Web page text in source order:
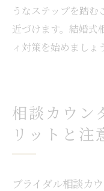
うなステップを踏む
近づけます。結婚式
ィ対策を始めましょ
相談カウン
リットと注
ブライダル相談カ